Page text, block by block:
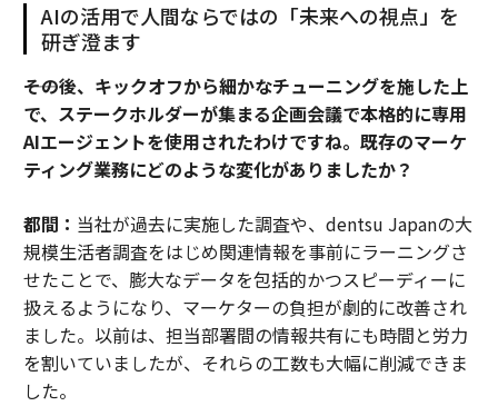
AIの活用で人間ならではの「未来への視点」を
研ぎ澄ます
――その後、キックオフから細かなチューニングを施した上
で、ステークホルダーが集まる企画会議で本格的に専用
AIエージェントを使用されたわけですね。既存のマーケ
ティング業務にどのような変化がありましたか？
都間： 当社が過去に実施した調査や、dentsu Japanの大
規模生活者調査をはじめ関連情報を事前にラーニングさ
せたことで、膨大なデータを包括的かつスピーディーに
扱えるようになり、マーケターの負担が劇的に改善され
ました。以前は、担当部署間の情報共有にも時間と労力
を割いていましたが、それらの工数も大幅に削減できま
した。